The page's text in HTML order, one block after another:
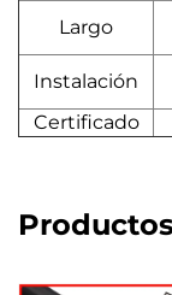
Largo
Instalación
Certificado